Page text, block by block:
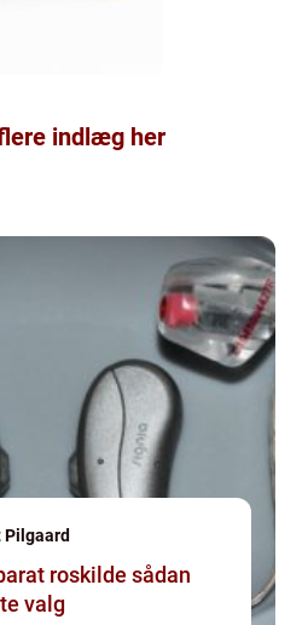
indlæg her
Pilgaard
roskilde sådan
valg